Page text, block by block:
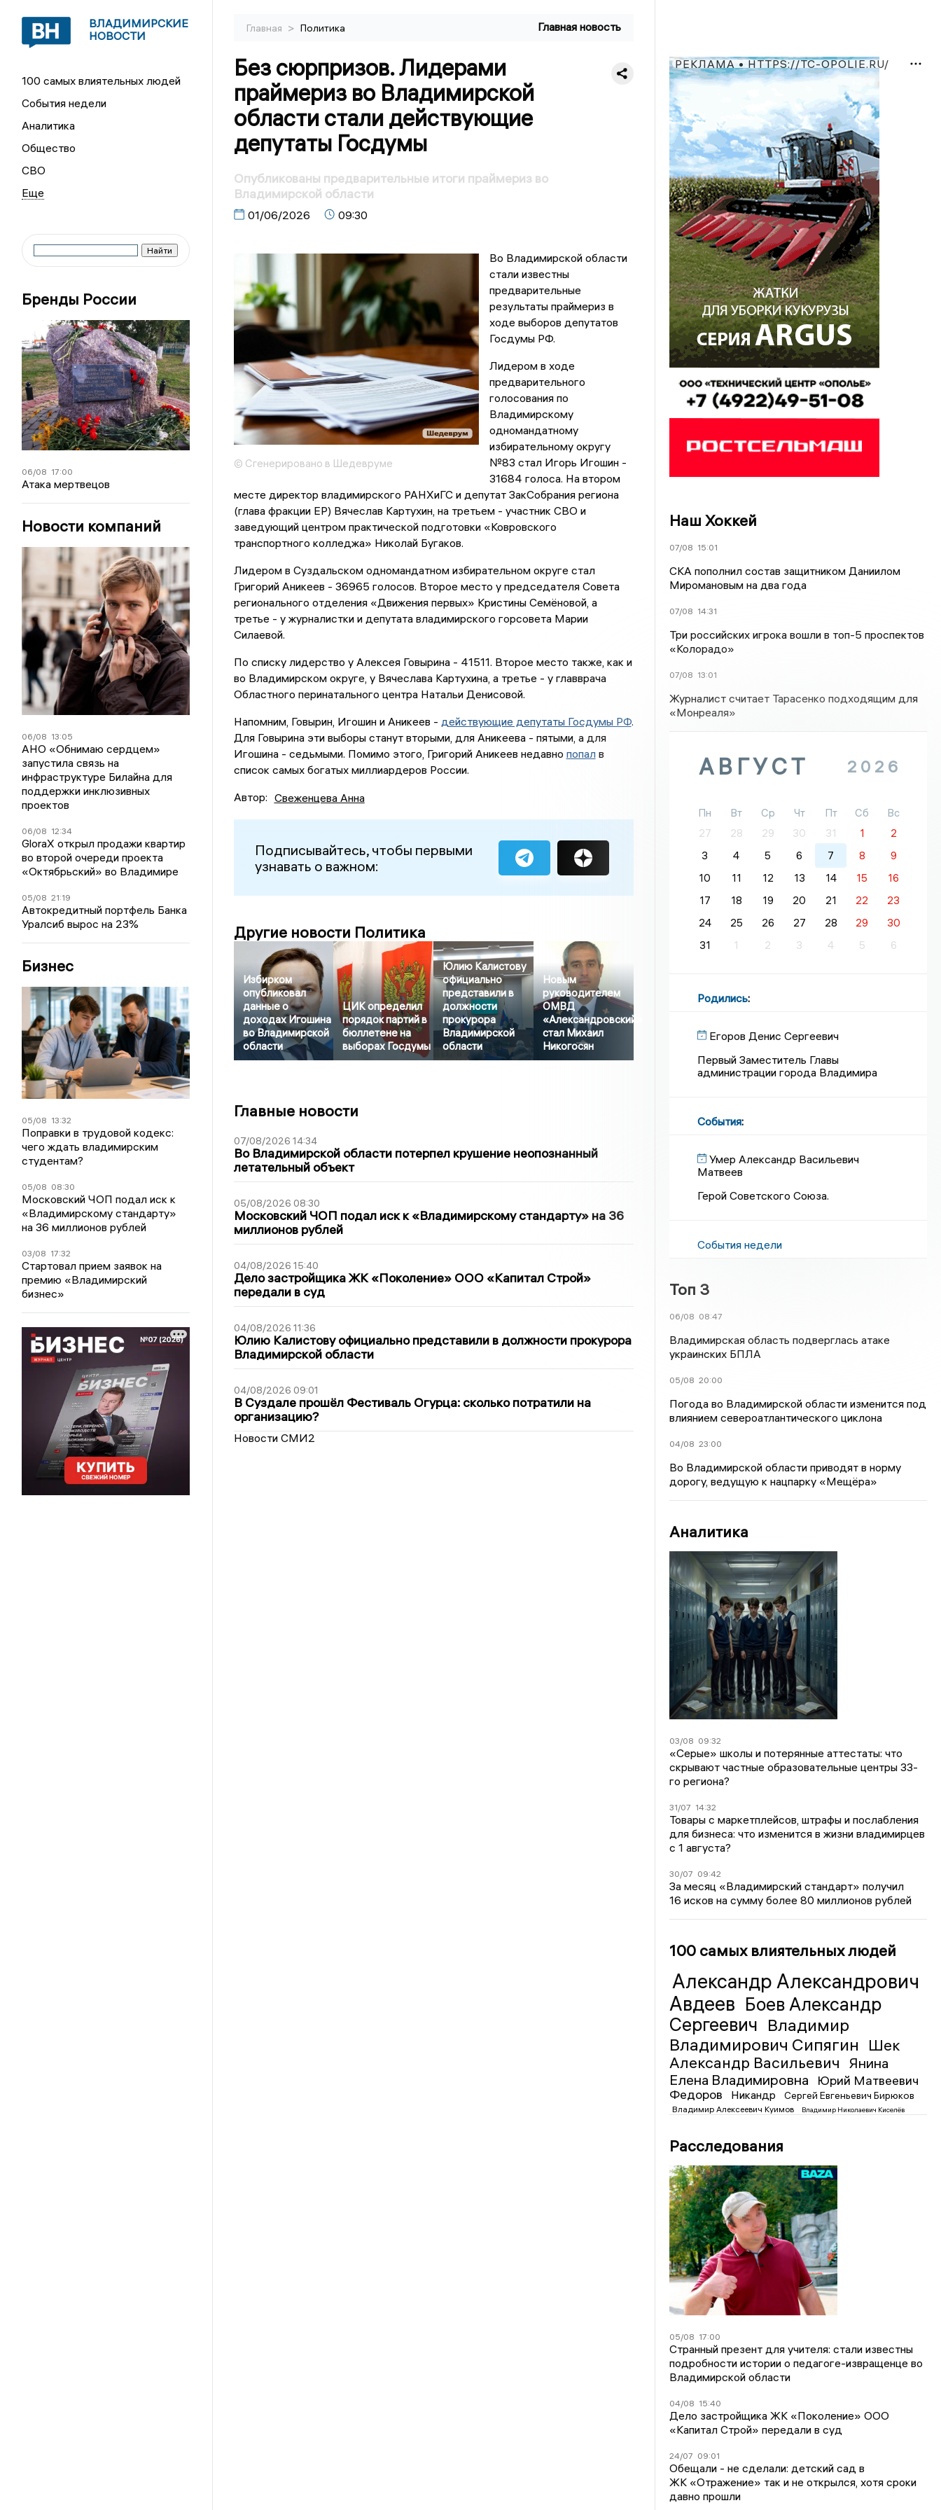
ВЛАДИМИРСКИЕ
НОВОСТИ
100 самых влиятельных людей
События недели
Аналитика
Общество
СВО
Бренды России
06/08 17:00
Атака мертвецов
Новости компаний
06/08 13:05
АНО «Обнимаю сердцем»
запустила связь на
инфраструктуре Билайна для
поддержки инклюзивных
проектов
06/08 12:34
GloraX открыл продажи квартир
во второй очереди проекта
«Октябрьский» во Владимире
05/08 21:19
Автокредитный портфель Банка
Уралсиб вырос на 23%
Бизнес
05/08 13:32
Поправки в трудовой кодекс:
чего ждать владимирским
студентам?
05/08 08:30
Московский ЧОП подал иск к
«Владимирскому стандарту»
на 36 миллионов рублей
03/08 17:32
Стартовал прием заявок на
премию «Владимирский
бизнес»
Главная > Политика Главная новость
Без сюрпризов. Лидерами
праймериз во Владимирской
области стали действующие
депутаты Госдумы
Опубликованы предварительные итоги праймериз во
Владимирской области
01/06/2026 09:30
© Сгенерировано в Шедевруме
Во Владимирской области
стали известны
предварительные
результаты праймериз в
ходе выборов депутатов
Госдумы РФ.
Лидером в ходе
предварительного
голосования по
Владимирскому
одномандатному
избирательному округу
№83 стал Игорь Игошин -
31684 голоса. На втором
месте директор владимирского РАНХиГС и депутат ЗакСобрания региона
(глава фракции ЕР) Вячеслав Картухин, на третьем - участник СВО и
заведующий центром практической подготовки «Ковровского
транспортного колледжа» Николай Бугаков.
Лидером в Суздальском одномандатном избирательном округе стал
Григорий Аникеев - 36965 голосов. Второе место у председателя Совета
регионального отделения «Движения первых» Кристины Семёновой, а
третье - у журналистки и депутата владимирского горсовета Марии
Силаевой.
По списку лидерство у Алексея Говырина - 41511. Второе место также, как и
во Владимирском округе, у Вячеслава Картухина, а третье - у главврача
Областного перинатального центра Натальи Денисовой.
Напомним, Говырин, Игошин и Аникеев - действующие депутаты Госдумы РФ.
Для Говырина эти выборы станут вторыми, для Аникеева - пятыми, а для
Игошина - седьмыми. Помимо этого, Григорий Аникеев недавно попал в
список самых богатых миллиардеров России.
Автор: Свеженцева Анна
Подписывайтесь, чтобы первыми
узнавать о важном:
Другие новости Политика
Избирком
опубликовал
данные о
доходах Игошина
во Владимирской
области
ЦИК определил
порядок партий в
бюллетене на
выборах Госдумы
Юлию Калистову
официально
представили в
должности
прокурора
Владимирской
области
Новым
руководителем
ОМВД
«Александровский»
стал Михаил
Никогосян
Главные новости
07/08/2026 14:34
Во Владимирской области потерпел крушение неопознанный
летательный объект
05/08/2026 08:30
Московский ЧОП подал иск к «Владимирскому стандарту» на 36
миллионов рублей
04/08/2026 15:40
Дело застройщика ЖК «Поколение» ООО «Капитал Строй»
передали в суд
04/08/2026 11:36
Юлию Калистову официально представили в должности прокурора
Владимирской области
04/08/2026 09:01
В Суздале прошёл Фестиваль Огурца: сколько потратили на
организацию?
Новости СМИ2
РЕКЛАМА • HTTPS://TC-OPOLIE.RU/
Наш Хоккей
07/08 15:01
СКА пополнил состав защитником Даниилом
Миромановым на два года
07/08 14:31
Три российских игрока вошли в топ-5 проспектов
«Колорадо»
07/08 13:01
Журналист считает Тарасенко подходящим для
«Монреаля»
АВГУСТ 2026
Пн Вт Ср Чт Пт Сб
Вс
27
28 29 30 31 1
2
3
4 5 6 7 8
9
10
11 12 13 14 15
16
17
18 19 20 21 22
23
24
25 26 27 28 29
30
31
1 2 3 4 5 6
Родились:
Егоров Денис Сергеевич
Первый Заместитель Главы
администрации города Владимира
События:
Умер Александр Васильевич
Матвеев
Герой Советского Союза.
События недели
Топ 3
06/08 08:47
Владимирская область подверглась атаке
украинских БПЛА
05/08 20:00
Погода во Владимирской области изменится под
влиянием североатлантического циклона
04/08 23:00
Во Владимирской области приводят в норму
дорогу, ведущую к нацпарку «Мещёра»
Аналитика
03/08 09:32
«Серые» школы и потерянные аттестаты: что
скрывают частные образовательные центры 33-
го региона?
31/07 14:32
Товары с маркетплейсов, штрафы и послабления
для бизнеса: что изменится в жизни владимирцев
с 1 августа?
30/07 09:42
За месяц «Владимирский стандарт» получил
16 исков на сумму более 80 миллионов рублей
100 самых влиятельных людей
Александр Александрович
Авдеев Боев Александр
Сергеевич Владимир
Владимирович Сипягин Шек
Александр Васильевич
Янина
Елена Владимировна
Юрий Матвеевич
Федоров
Никандр Сергей Евгеньевич Бирюков
Владимир Алексеевич Куимов Владимир Николаевич Киселёв
Расследования
05/08 17:00
Странный презент для учителя: стали известны
подробности истории о педагоге-извращенце во
Владимирской области
04/08 15:40
Дело застройщика ЖК «Поколение» ООО
«Капитал Строй» передали в суд
24/07 09:01
Обещали - не сделали: детский сад в
ЖК «Отражение» так и не открылся, хотя сроки
давно прошли